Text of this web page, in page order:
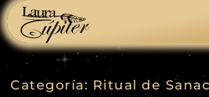
Categoría: Ritual de